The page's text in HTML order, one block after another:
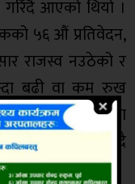
गरिँदै आएको थियो ।
५६ औं प्रतिवेदन,
राजस्व नउठेको र
बढी वा कम रुख
कटानका नाममा
भएको भन्दै
थियो ।